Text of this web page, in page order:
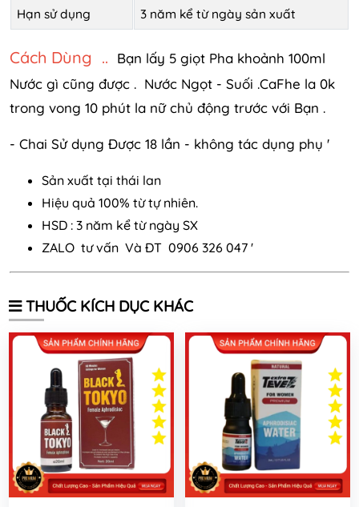
Hạn sử dụng 3 năm kể từ ngày sản xuất
Cách Dùng ..
Bạn lấy 5 giọt Pha khoảnh 100ml
Nước gì cũng được . Nước Ngọt - Suối .CaFhe la 0k
trong vong 10 phút la nữ chủ động trước với Bạn .
- Chai Sử dụng Được 18 lần - không tác dụng phụ '
Sản xuất tại thái lan
Hiệu quả 100% từ tự nhiên.
HSD : 3 năm kể từ ngày SX
ZALO tư vấn Và ĐT 0906 326 047 '
THUỐC KÍCH DỤC KHÁC